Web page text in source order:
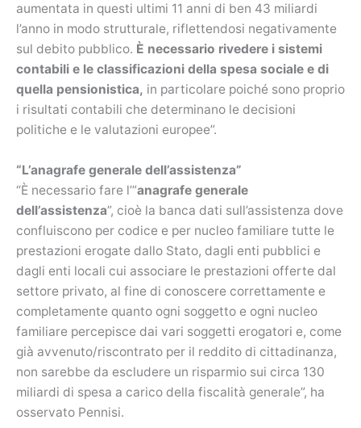
aumentata in questi ultimi 11 anni di ben 43 miliardi
l’anno in modo strutturale, riflettendosi negativamente
sul debito pubblico. È necessario rivedere i sistemi
contabili e le classificazioni della spesa sociale e di
quella pensionistica, in particolare poiché sono proprio
i risultati contabili che determinano le decisioni
politiche e le valutazioni europee”.
“L’anagrafe generale dell’assistenza”
“È necessario fare l’”anagrafe generale
dell’assistenza”, cioè la banca dati sull’assistenza dove
confluiscono per codice e per nucleo familiare tutte le
prestazioni erogate dallo Stato, dagli enti pubblici e
dagli enti locali cui associare le prestazioni offerte dal
settore privato, al fine di conoscere correttamente e
completamente quanto ogni soggetto e ogni nucleo
familiare percepisce dai vari soggetti erogatori e, come
già avvenuto/riscontrato per il reddito di cittadinanza,
non sarebbe da escludere un risparmio sui circa 130
miliardi di spesa a carico della fiscalità generale”, ha
osservato Pennisi.